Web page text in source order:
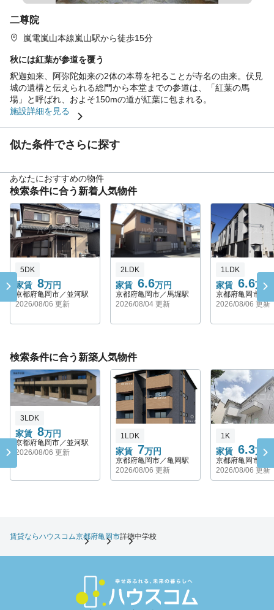
二尊院
嵐電嵐山本線嵐山駅から徒歩15分
秋には紅葉が参道を覆う
釈迦如来、阿弥陀如来の2体の本尊を祀ることが寺名の由来。伏見
城の遺構と伝えられる総門から本堂までの参道は、「紅葉の馬
場」と呼ばれ、およそ150mの道が紅葉に包まれる。
施設詳細を見る
似た条件でさらに探す
あなたにおすすめの物件
検索条件に合う新着人気物件
5DK
家賃 8万円
京都府亀岡市／並河駅
2026/08/06 更新
2LDK
家賃 6.6万円
京都府亀岡市／馬堀駅
2026/08/04 更新
1LDK
家賃 6.6万円
京都府亀岡市／
2026/08/06 更新
検索条件に合う新築人気物件
3LDK
家賃 8万円
京都府亀岡市／並河駅
2026/08/06 更新
1LDK
家賃 7万円
京都府亀岡市／亀岡駅
2026/08/06 更新
1K
家賃 6.3万円
京都府亀岡市／
2026/08/06 更新
賃貸ならハウスコム京都府亀岡市詳徳中学校